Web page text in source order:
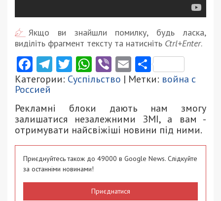
Якщо ви знайшли помилку, будь ласка,
виділіть фрагмент тексту та натисніть Ctrl+Enter.
Facebook
Telegram
Twitter
WhatsApp
ViberEmail
Категории: Суспільство | Метки: война с
Россией
Рекламні блоки дають нам змогу
залишатися незалежними ЗМІ, а вам -
отримувати найсвіжіші новини під ними.
Приєднуйтесь також до 49000 в Google News. Слідкуйте
за останніми новинами!
Приєднатися